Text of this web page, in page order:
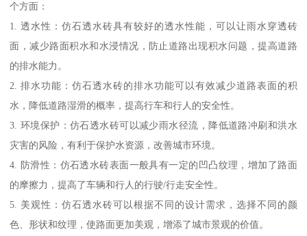
个方面：
1. 透水性：仿石透水砖具有较好的透水性能，可以让雨水穿透砖
面，减少路面积水和水浸情况，防止道路出现积水问题，提高道路
的排水能力。
2. 排水功能：仿石透水砖的排水功能可以有效减少道路表面的积
水，降低道路湿滑的概率，提高行车和行人的安全性。
3. 环境保护：仿石透水砖可以减少雨水径流，降低道路冲刷和洪水
灾害的风险，有利于保护水资源，改善城市环境。
4. 防滑性：仿石透水砖表面一般具有一定的凹凸纹理，增加了路面
的摩擦力，提高了车辆和行人的行驶/行走安全性。
5. 美观性：仿石透水砖可以根据不同的设计需求，选择不同的颜
色、形状和纹理，使路面更加美观，增添了城市景观的价值。